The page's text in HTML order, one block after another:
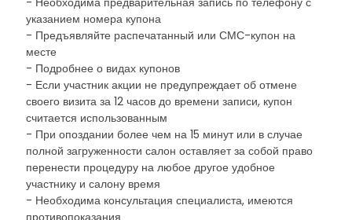
указанием номера купона
- Предъявляйте распечатанный или СМС-купон на
месте
- Подробнее о видах купонов
- Если участник акции не предупреждает об отмене
своего визита за 12 часов до времени записи, купон
считается использованным
- При опоздании более чем на 15 минут или в случае
полной загруженности салон оставляет за собой право
перенести процедуру на любое другое удобное
участнику и салону время
- Необходима консультация специалиста, имеются
противопоказания